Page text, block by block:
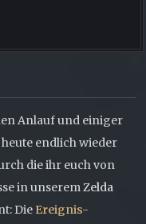
Anlauf und einiger
endlich wieder
die ihr euch von
in unseremZelda
Die Ereignis-